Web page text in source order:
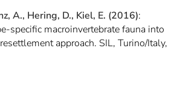
A., Hering, D., Kiel, E. (2016):
specific macroinvertebrate fauna into
approach. SIL, Turino/Italy,